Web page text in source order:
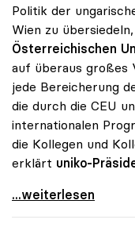
Politik der
Wien zu
Österreichischen
auf überaus großes
jede Bereicherung
die durch die CEU
internationalen
die Kollegen und
erklärt uniko-
uniko sieht
...weiterlesen